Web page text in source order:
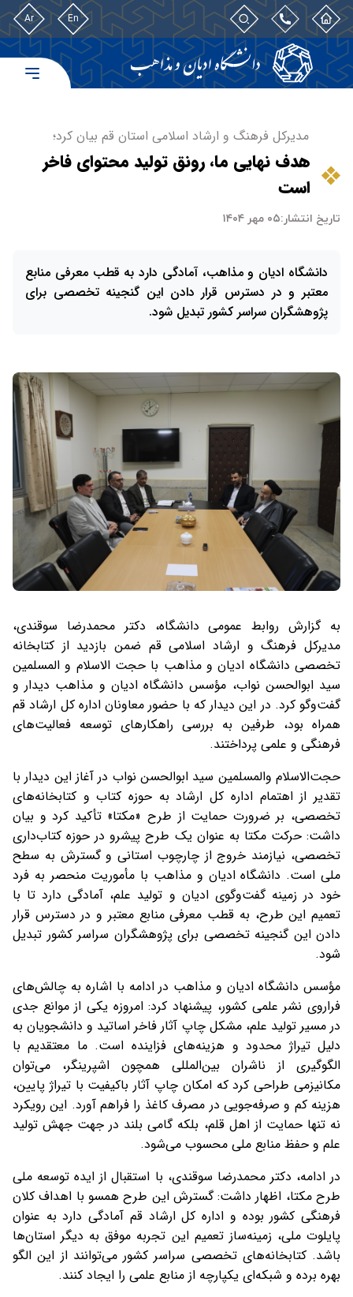
En
Ar
مدیرکل فرهنگ و ارشاد اسلامی استان قم بیان کرد؛
هدف نهایی ما، رونق تولید محتوای فاخر
است
تاریخ انتشار:۰۵ مهر ۱۴۰۴
دانشگاه ادیان و مذاهب، آمادگی دارد به قطب معرفی منابع
معتبر و در دسترس قرار دادن این گنجینه تخصصی برای
پژوهشگران سراسر کشور تبدیل شود.
به گزارش روابط عمومی دانشگاه، دکتر محمدرضا سوقندی،
مدیرکل فرهنگ و ارشاد اسلامی قم ضمن بازدید از کتابخانه
تخصصی دانشگاه ادیان و مذاهب با حجت الاسلام و المسلمین
سید ابوالحسن نواب، مؤسس دانشگاه ادیان و مذاهب دیدار و
گفت‌وگو کرد. در این دیدار که با حضور معاونان اداره کل ارشاد قم
همراه بود، طرفین به بررسی راهکارهای توسعه فعالیت‌های
فرهنگی و علمی پرداختند.
حجت‌الاسلام والمسلمین سید ابوالحسن نواب در آغاز این دیدار با
تقدیر از اهتمام اداره کل ارشاد به حوزه کتاب و کتابخانه‌های
تخصصی، بر ضرورت حمایت از طرح «مکتا» تأکید کرد و بیان
داشت: حرکت مکتا به عنوان یک طرح پیشرو در حوزه کتاب‌داری
تخصصی، نیازمند خروج از چارچوب استانی و گسترش به سطح
ملی است. دانشگاه ادیان و مذاهب با مأموریت منحصر به فرد
خود در زمینه گفت‌وگوی ادیان و تولید علم، آمادگی دارد تا با
تعمیم این طرح، به قطب معرفی منابع معتبر و در دسترس قرار
دادن این گنجینه تخصصی برای پژوهشگران سراسر کشور تبدیل
شود.
مؤسس دانشگاه ادیان و مذاهب در ادامه با اشاره به چالش‌های
فراروی نشر علمی کشور، پیشنهاد کرد: امروزه یکی از موانع جدی
در مسیر تولید علم، مشکل چاپ آثار فاخر اساتید و دانشجویان به
دلیل تیراژ محدود و هزینه‌های فزاینده است. ما معتقدیم با
الگوگیری از ناشران بین‌المللی همچون اشپرینگر، می‌توان
مکانیزمی طراحی کرد که امکان چاپ آثار باکیفیت با تیراژ پایین،
هزینه کم و صرفه‌جویی در مصرف کاغذ را فراهم آورد. این رویکرد
نه تنها حمایت از اهل قلم، بلکه گامی بلند در جهت جهش تولید
علم و حفظ منابع ملی محسوب می‌شود.
در ادامه، دکتر محمدرضا سوقندی، با استقبال از ایده توسعه ملی
طرح مکتا، اظهار داشت: گسترش این طرح همسو با اهداف کلان
فرهنگی کشور بوده و اداره کل ارشاد قم آمادگی دارد به عنوان
پایلوت ملی، زمینه‌ساز تعمیم این تجربه موفق به دیگر استان‌ها
باشد. کتابخانه‌های تخصصی سراسر کشور می‌توانند از این الگو
بهره برده و شبکه‌ای یکپارچه از منابع علمی را ایجاد کنند.